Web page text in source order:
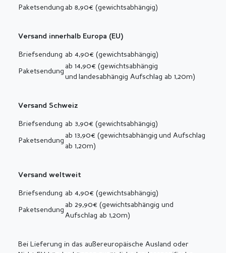
Paketsendung ab 8,90€ (gewichtsabhängig)
Versand innerhalb Europa (EU)
Briefsendung ab 4,90€ (gewichtsabhängig)
Paketsendung
ab 14,90€ (gewichtsabhängig
und landesabhängig Aufschlag ab 1,20m)
Versand Schweiz
Briefsendung ab 3,90€ (gewichtsabhängig)
Paketsendung
ab 13,90€ (gewichtsabhängig und Aufschlag
ab 1,20m)
Versand weltweit
Briefsendung ab 4,90€ (gewichtsabhängig)
Paketsendung
ab 29,90€ (gewichtsabhängig und
Aufschlag ab 1,20m)
Bei Lieferung in das außereuropäische Ausland oder